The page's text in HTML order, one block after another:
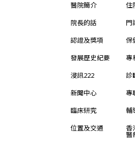
醫院簡介
院長的話
認證及獎項
發展歷史紀要
浸訊222
新聞中心
臨床研究
位置及交通
住
門
保
專
診
專
輔
香
醫